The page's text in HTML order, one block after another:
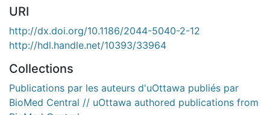
URI
http://dx.doi.org/10.1186/2044-5040-2-12
http://hdl.handle.net/10393/33964
Collections
Publications par les auteurs d'uOttawa publiés par
BioMed Central // uOttawa authored publications from